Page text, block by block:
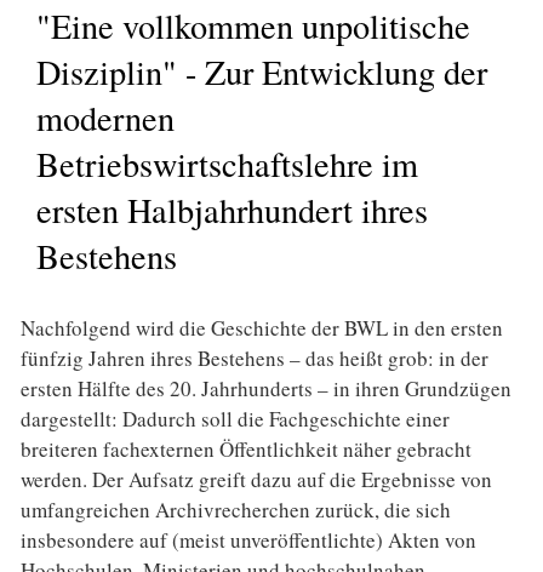
"Eine vollkommen unpolitische
Disziplin" - Zur Entwicklung der
modernen
Betriebswirtschaftslehre im
ersten Halbjahrhundert ihres
Bestehens
Nachfolgend wird die Geschichte der BWL in den ersten
fünfzig Jahren ihres Bestehens – das heißt grob: in der
ersten Hälfte des 20. Jahrhunderts – in ihren Grundzügen
dargestellt: Dadurch soll die Fachgeschichte einer
breiteren fachexternen Öffentlichkeit näher gebracht
werden. Der Aufsatz greift dazu auf die Ergebnisse von
umfangreichen Archivrecherchen zurück, die sich
insbesondere auf (meist unveröffentlichte) Akten von